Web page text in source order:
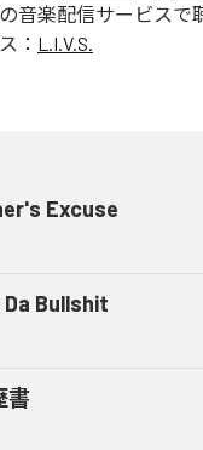
音楽配信サービスで
： L.I.V.S.
Excuse
Da Bullshit
書